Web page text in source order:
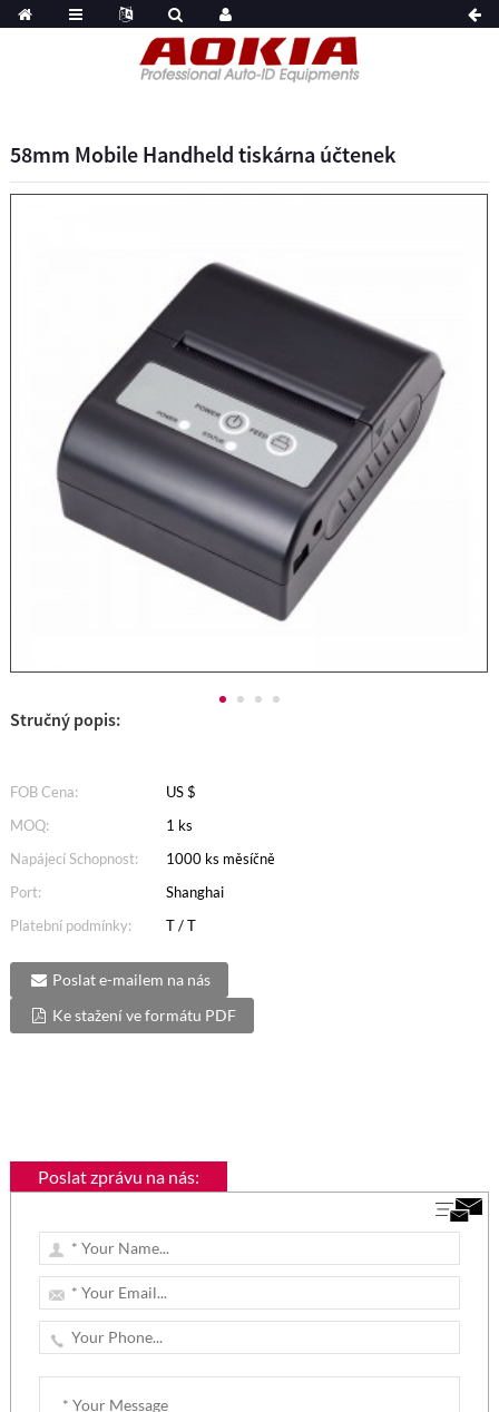
58mm Mobile Handheld tiskárna účtenek
Stručný popis:
FOB Cena:
US $
MOQ:
1 ks
Napájecí Schopnost:
1000 ks měsíčně
Port:
Shanghai
Platební podmínky:
T / T
Poslat e-mailem na nás
Ke stažení ve formátu PDF
Poslat zprávu na nás: